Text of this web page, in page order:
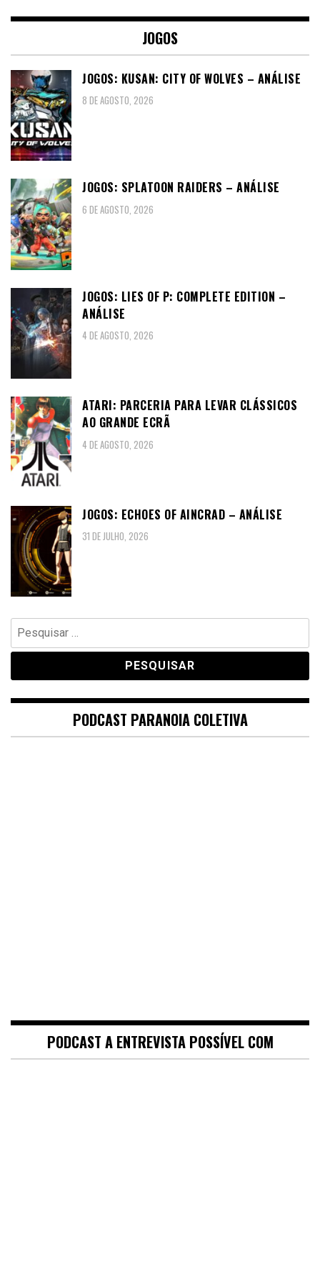
JOGOS
JOGOS: KUSAN: CITY OF WOLVES – ANÁLISE
8 DE AGOSTO, 2026
JOGOS: SPLATOON RAIDERS – ANÁLISE
6 DE AGOSTO, 2026
JOGOS: LIES OF P: COMPLETE EDITION –
ANÁLISE
4 DE AGOSTO, 2026
ATARI: PARCERIA PARA LEVAR CLÁSSICOS
AO GRANDE ECRÃ
4 DE AGOSTO, 2026
JOGOS: ECHOES OF AINCRAD – ANÁLISE
31 DE JULHO, 2026
Pesquisar
por:
PODCAST PARANOIA COLETIVA
PODCAST A ENTREVISTA POSSÍVEL COM